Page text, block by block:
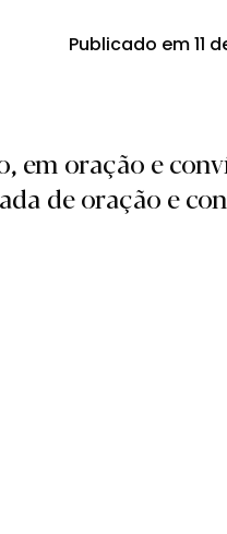
Publicado em 11
em oração e
de oração e